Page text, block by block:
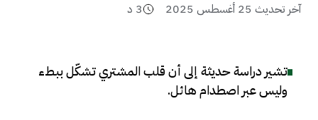
آخر تحديث 25 أغسطس 2025 3 د
تشير دراسة حديثة إلى أن قلب المشتري تشكّل ببطء
وليس عبر اصطدام هائل.